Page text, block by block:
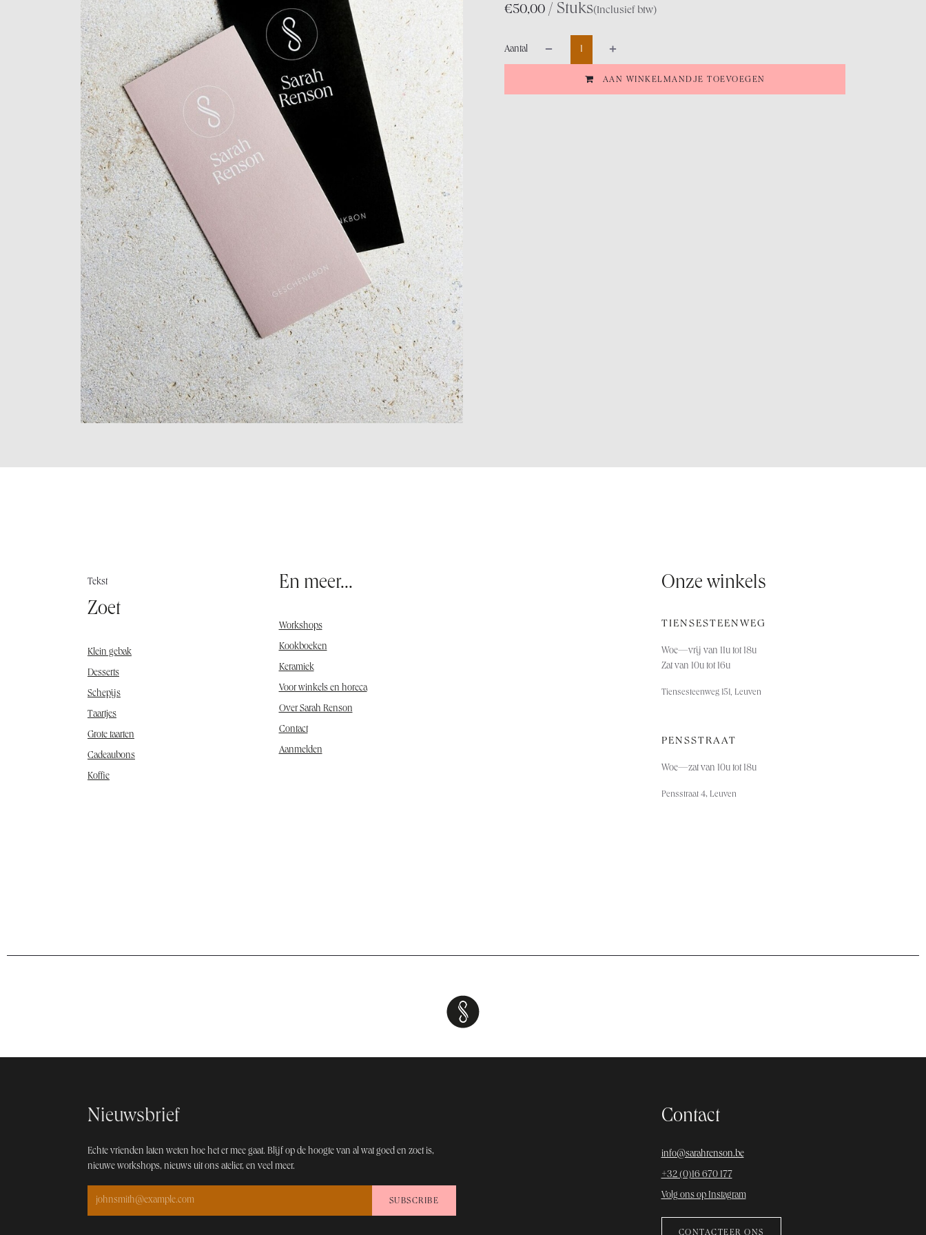
50,00
€ / Stuks(Inclusief btw)
AAN WINKELMANDJE TOEVOEGEN
Aantal
Tekst
Zoet
Klein gebak
Desserts
Schepijs
Taartjes
Grote taarten
Cadeaubons
Koffie
Onze winkels
TIENSESTEENWEG
Woe—vrij van 11u tot 18u
Zat van 10u tot 16u
Tiensesteenweg 151, Leuven
PENSSTRAAT
Woe—zat van 10u tot 18u
Pensstraat 4, Leuven
En meer...
Workshops
Kookboeken
Keramiek
Voor winkels en horeca
Over Sarah Renson
Contact
Aanmelden
Nieuwsbrief
Echte vrienden laten weten hoe het er mee gaat. Blijf op de hoogt​e van al wat goed en zoet is,
nieuwe workshops, nieuws uit ons atelier, en veel meer.
SUBSCRIBE
Contact
info@sarahrenson.be
+32 (0)16 670 177
Volg ons op Instagram